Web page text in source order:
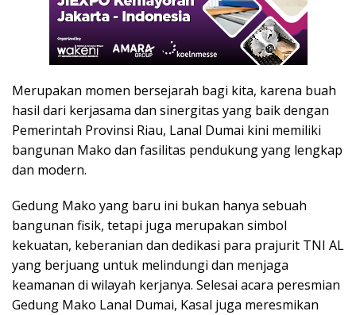
Merupakan momen bersejarah bagi kita, karena buah
hasil dari kerjasama dan sinergitas yang baik dengan
Pemerintah Provinsi Riau, Lanal Dumai kini memiliki
bangunan Mako dan fasilitas pendukung yang lengkap
dan modern.
Gedung Mako yang baru ini bukan hanya sebuah
bangunan fisik, tetapi juga merupakan simbol
kekuatan, keberanian dan dedikasi para prajurit TNI AL
yang berjuang untuk melindungi dan menjaga
keamanan di wilayah kerjanya. Selesai acara peresmian
Gedung Mako Lanal Dumai, Kasal juga meresmikan